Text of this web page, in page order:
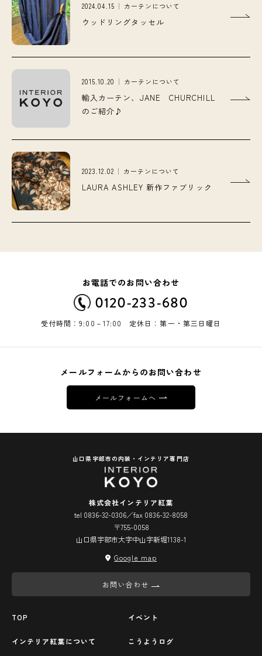
2024.04.15 カーテンについて
ウッドリングタッセル
2015.10.20 カーテンについて
輸入カーテン、JANE CHURCHILL
のご紹介♪
2023.12.02 カーテンについて
LAURA ASHLEY 新作ファブリック
お電話でのお問い合わせ
0120-233-680
受付時間：9:00－17:00 定休日：第一・第三日曜日
メールフォームからのお問い合わせ
メールフォームへ
山口県宇部市の内装・インテリア専門店
株式会社インテリア紅葉
tel 0836-32-0306／fax 0836-32-8058
〒755-0058
山口県宇部市大字中山字新堀1138-1
Google map
お問い合わせ
TOP
インテリア紅葉について
イベント
こうようログ